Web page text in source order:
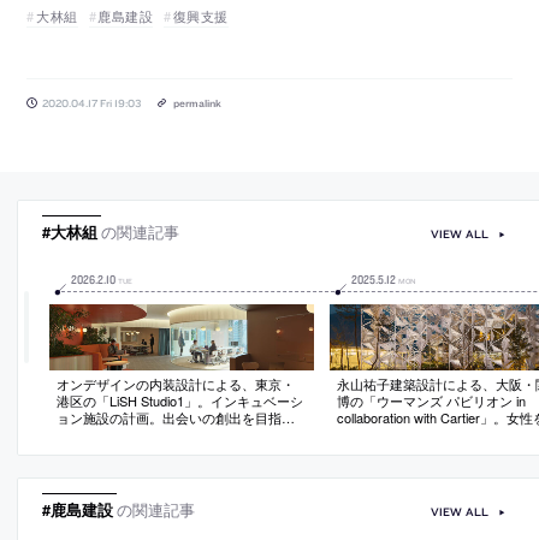
大林組 鹿島建設 復興支援
2020.04.17 Fri 19:03 permalink
#大林組 の関連記事
2026.2.10 TUE
オンデザインの内装設計による、東京・
港区の「LiSH Studio1」。インキュベーシ
ョン施設の計画。出会いの創出を目指
を志向。垂れ壁・腰壁・天井の設えで動
段階的に連続するエリア構成とする
2025.5.12 MON
永山祐子建築設計による、大阪・
博の「ウーマンズ パビリオン in
collaboration with Cartier」。女性
設計のドバイ万博日本館のファサ
構築に関わる様々な問題を乗り越
VIEW ALL
#鹿島建設の関連記事 VIEW ALL